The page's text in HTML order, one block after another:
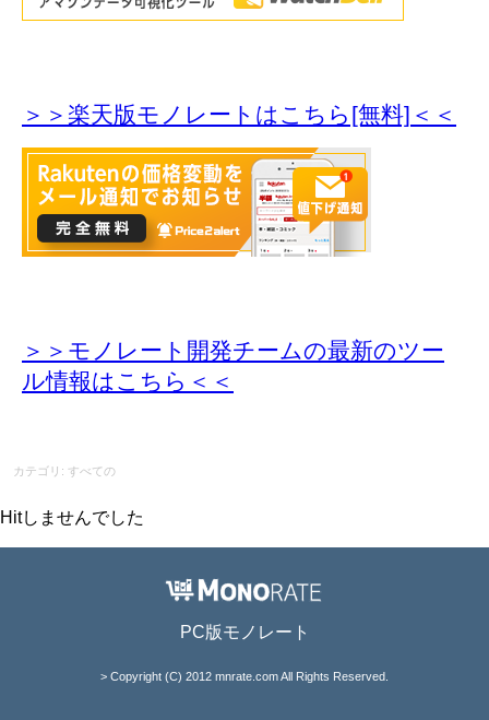
＞＞楽天版モノレートはこちら[無料]＜＜
＞＞モノレート開発チームの最新のツー
ル情報はこちら＜＜
カテゴリ: すべての
Hitしませんでした
PC版モノレート
> Copyright (C) 2012 mnrate.com All Rights Reserved.